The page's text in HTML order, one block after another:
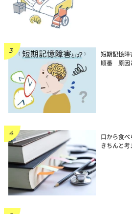
短期記憶
順番 原因
口から食べ
きちんと